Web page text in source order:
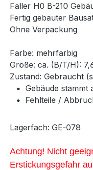
Faller H0 B-210
Fertig gebauter
Ohne Verpackung
Farbe: mehrfarbig
Größe: ca. (B/T/H):
Zustand: Gebraucht
Gebäude stammt
Fehlteile /
Lagerfach: GE-078
Achtung! Nicht
Erstickungsgefahr